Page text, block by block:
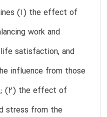
(1) the effect of
work and
satisfaction, and
influence from those
(2) the effect of
stress from the